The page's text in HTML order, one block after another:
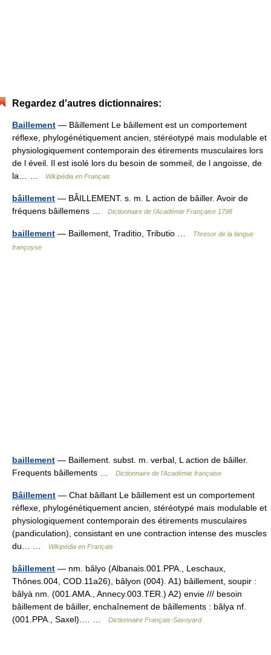
Regardez d'autres dictionnaires:
Baillement — Bâillement Le bâillement est un comportement
réflexe, phylogénétiquement ancien, stéréotypé mais modulable et
physiologiquement contemporain des étirements musculaires lors
de l éveil. Il est isolé lors du besoin de sommeil, de l angoisse, de
la… …
Wikipédia en Français
bâillement — BÂILLEMENT. s. m. L action de bâiller. Avoir de
fréquens bâillemens …
Dictionnaire de l'Académie Française 1798
baillement — Baillement, Traditio, Tributio …
Thresor de la langue
françoyse
baillement — Baillement. subst. m. verbal, L action de bâiller.
Frequents bâillements …
Dictionnaire de l'Académie française
Bâillement — Chat bâillant Le bâillement est un comportement
réflexe, phylogénétiquement ancien, stéréotypé mais modulable et
physiologiquement contemporain des étirements musculaires
(pandiculation), consistant en une contraction intense des muscles
du… …
Wikipédia en Français
bâillement — nm. bâlyo (Albanais.001.PPA., Leschaux,
Thônes.004, COD.11a26), bâlyon (004). A1) bâillement, soupir :
bâlyà nm. (001.AMA., Annecy.003.TER.) A2) envie /// besoin
bâillement de bâiller, enchaînement de bâillements : bâlya nf.
(001.PPA., Saxel).… …
Dictionnaire Français-Savoyard